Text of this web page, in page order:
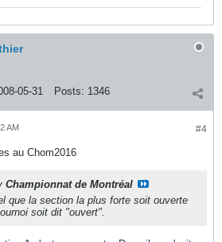
05-31 Posts: 1346
#4
AM
au Chom2016
Championnat de Montréal
que la section la plus forte soit ouverte
soit dit "ouvert".